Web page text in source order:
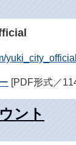
[PDF形式／
ント